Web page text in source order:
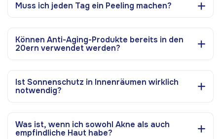
Muss ich jeden Tag ein Peeling machen?
Können Anti-Aging-Produkte bereits in den
20ern verwendet werden?
Ist Sonnenschutz in Innenräumen wirklich
notwendig?
Was ist, wenn ich sowohl Akne als auch
empfindliche Haut habe?